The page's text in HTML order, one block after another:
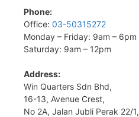
Phone:
Office: 03-50315272
Monday – Friday: 9am – 6pm
Saturday: 9am – 12pm
Address:
Win Quarters Sdn Bhd,
16-13, Avenue Crest,
No 2A, Jalan Jubli Perak 22/1,